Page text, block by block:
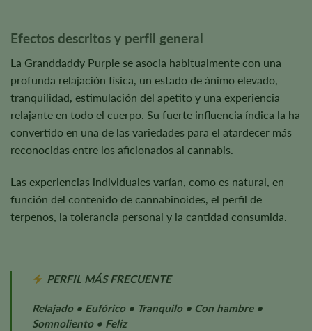
Efectos descritos y perfil general
La Granddaddy Purple se asocia habitualmente con una
profunda relajación física, un estado de ánimo elevado,
tranquilidad, estimulación del apetito y una experiencia
relajante en todo el cuerpo. Su fuerte influencia índica la ha
convertido en una de las variedades para el atardecer más
reconocidas entre los aficionados al cannabis.
Las experiencias individuales varían, como es natural, en
función del contenido de cannabinoides, el perfil de
terpenos, la tolerancia personal y la cantidad consumida.
PERFIL MÁS FRECUENTE
Relajado • Eufórico • Tranquilo • Con hambre •
Somnoliento • Feliz